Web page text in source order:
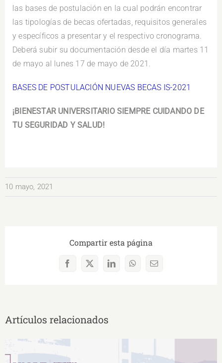
las bases de postulación en la cual podrán encontrar
las tipologías de becas ofertadas, requisitos generales
y específicos a presentar y el respectivo cronograma.
Deberá subir su documentación desde el día martes 11
de mayo al lunes 17 de mayo de 2021.
BASES DE POSTULACIÓN NUEVAS BECAS IS-2021
¡BIENESTAR UNIVERSITARIO SIEMPRE CUIDANDO DE
TU SEGURIDAD Y SALUD!
10 mayo, 2021
Compartir esta página
Facebook
X LinkedInWhatsAppCorreo
Artículos relacionados